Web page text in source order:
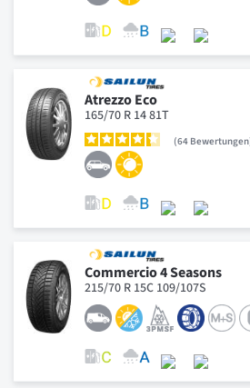
Atrezzo Eco
165/70 R 14 81T
64 Bewertungen
Commercio 4 Seasons
215/70 R 15C 109/107S